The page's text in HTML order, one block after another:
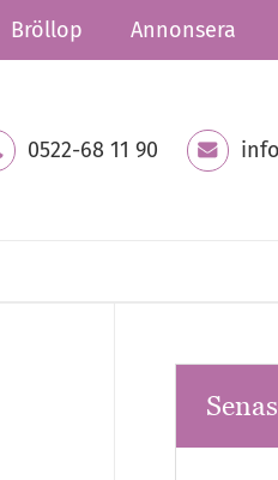
Bröllop Annonsera
0522-68 11 90